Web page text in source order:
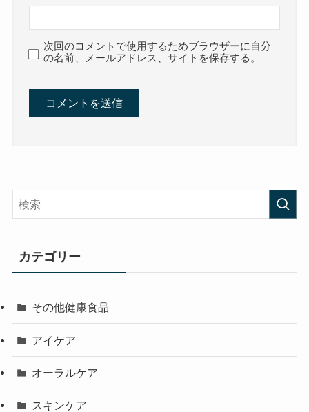
次回のコメントで使用するためブラウザーに自分
の名前、メールアドレス、サイトを保存する。
カテゴリー
その他健康食品
アイケア
オーラルケア
スキンケア